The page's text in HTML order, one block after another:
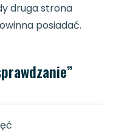
druga strona
posiadać.